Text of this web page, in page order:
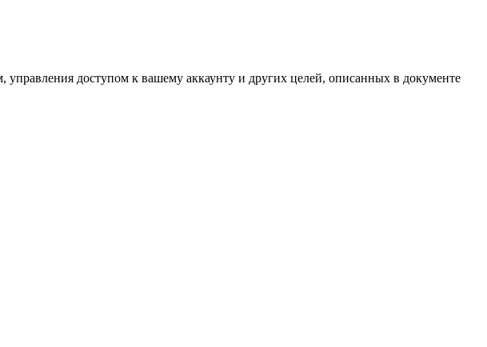
доступом к вашему аккаунту и других целей, описанных в документе